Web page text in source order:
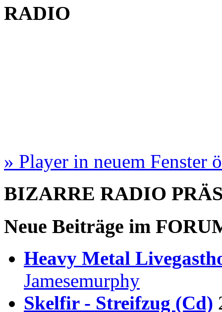
RADIO
» Player in neuem Fenster
BIZARRE RADIO
Neue Beiträge im
Heavy Metal
Jamesemurphy
Skelfir - Streifzug (Cd)